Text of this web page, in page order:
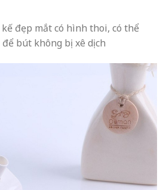
đẹp mắt có hình thoi, có thể
bút không bị xê dịch